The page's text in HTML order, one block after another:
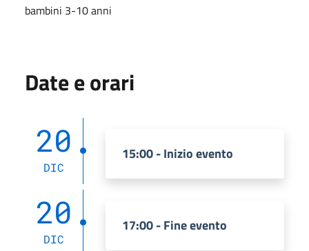
bambini 3-10 anni
Date e orari
20
DIC
15:00 - Inizio evento
20
DIC
17:00 - Fine evento